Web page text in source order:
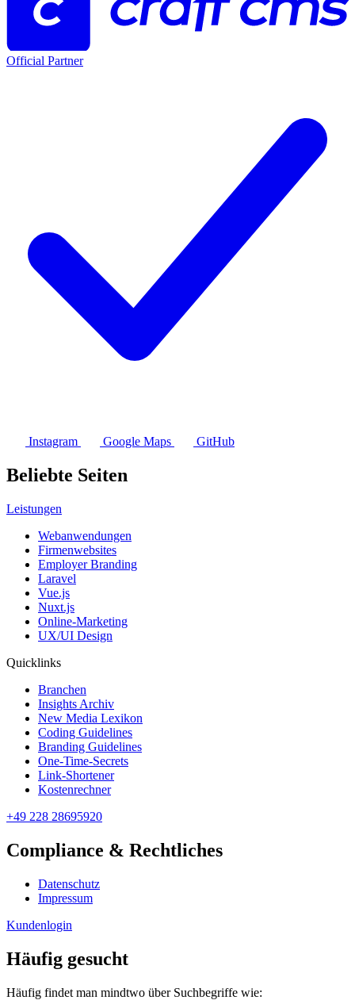
Official Partner
Instagram Google Maps GitHub
Beliebte Seiten
Leistungen
Webanwendungen
Firmenwebsites
Employer Branding
Laravel
Vue.js
Nuxt.js
Online-Marketing
UX/UI Design
Quicklinks
Branchen
Insights Archiv
New Media Lexikon
Coding Guidelines
Branding Guidelines
One-Time-Secrets
Link-Shortener
Kostenrechner
+49 228 28695920
Compliance & Rechtliches
Datenschutz
Impressum
Kundenlogin
Häufig gesucht
Häufig findet man mindtwo über Suchbegriffe wie: